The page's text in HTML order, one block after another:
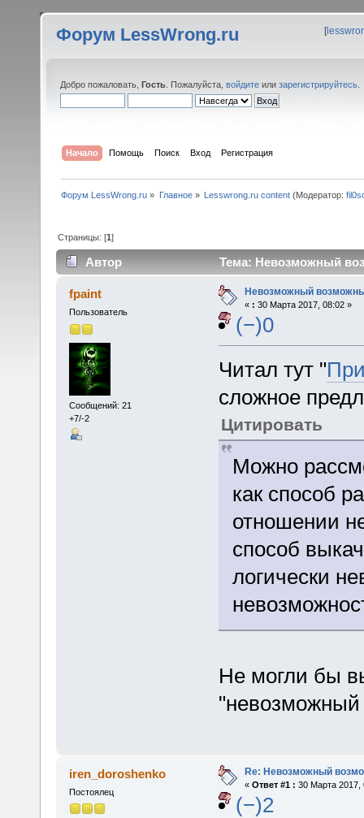
Форум LessWrong.ru [
Добро пожаловать, Гость . Пожалуйста, войдите или зарегистрируйтесь
Начало Помощь Поиск Вход Регистрация
Форум LessWrong.ru » Главное» Lesswrong.ru content(Модератор:
Страницы: [1]
Автор Тема: Невозможный
fpaint
Пользователь
Сообщений: 21
+7/-2
Невозможный
« : 30 Марта 2017, 08:02 »
(−)0
Читал тут "
сложное
Цитировать
Можно
как способ
отношении
способ
логически
Не могли бы
iren_doroshenko
Постоялец
Re: Невозможный
« Ответ #1 : 30 Марта 2017,
(−)2